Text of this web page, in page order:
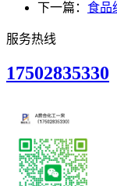
下一篇： 食品
服务热线
17502835330